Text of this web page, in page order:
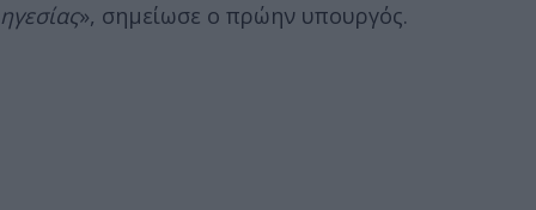
ηγεσίας», σημείωσε ο πρώην υπουργός.